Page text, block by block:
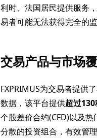
利时、法国居民提供服务
易者可能无法获得完全的
交易产品与市场
FXPRIMUS为交易者提供
数据，该平台提供超过
个股差价合约(CFD)以及
分散的投资组合，有效管